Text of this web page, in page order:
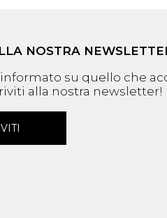
NOSTRA
su quello che
alla nostra newsletter!